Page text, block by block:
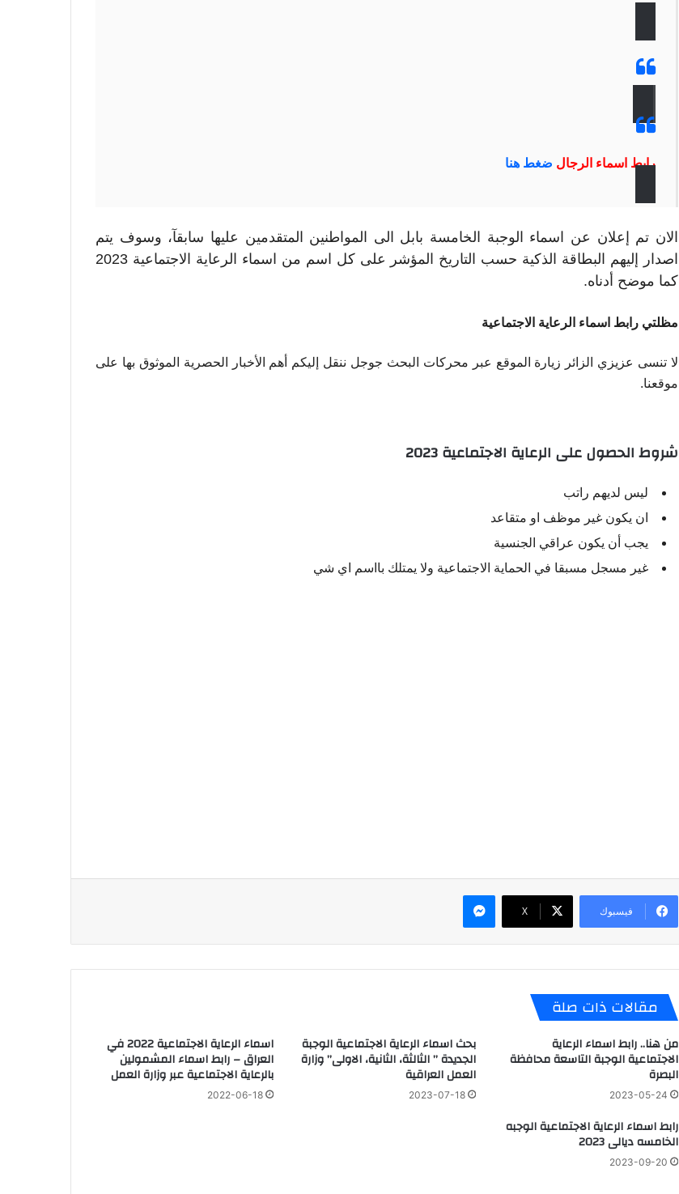
رابط اسماء الرجال ضغط هنا
الان تم إعلان عن اسماء الوجبة الخامسة بابل الى المواطنين المتقدمين عليها سابقآ، وسوف يتم
اصدار إليهم البطاقة الذكية حسب التاريخ المؤشر على كل اسم من اسماء الرعاية الاجتماعية 2023
كما موضح أدناه.
مظلتي رابط اسماء الرعاية الاجتماعية
لا تنسى عزيزي الزائر زيارة الموقع عبر محركات البحث جوجل ننقل إليكم أهم الأخبار الحصرية الموثوق بها على
موقعنا.
شروط الحصول على الرعاية الاجتماعية 2023
ليس لديهم راتب
ان يكون غير موظف او متقاعد
يجب أن يكون عراقي الجنسية
غير مسجل مسبقا في الحماية الاجتماعية ولا يمتلك بااسم اي شي
فيسبوك X
ماسنجر
مقالات ذات صلة
من هنا.. رابط اسماء الرعاية
الاجتماعية الوجبة التاسعة محافظة
البصرة
2023-05-24
بحث اسماء الرعاية الاجتماعية الوجبة
الجديدة ” الثالثة، الثانية، الاولى” وزارة
العمل العراقية
2023-07-18
اسماء الرعاية الاجتماعية 2022 في
العراق – رابط اسماء المشمولين
بالرعاية الاجتماعية عبر وزارة العمل
2022-06-18
رابط اسماء الرعاية الاجتماعية الوجبه
الخامسه ديالى 2023
2023-09-20